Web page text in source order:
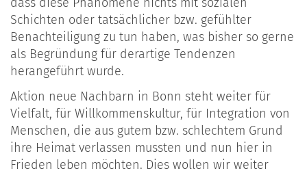
Schichten oder tatsächlicher bzw. gefühlter
Benachteiligung zu tun haben, was bisher so gerne
als Begründung für derartige Tendenzen
herangeführt wurde.
Aktion neue Nachbarn in Bonn steht weiter für
Vielfalt, für Willkommenskultur, für Integration von
Menschen, die aus gutem bzw. schlechtem Grund
ihre Heimat verlassen mussten und nun hier in
Frieden leben möchten. Dies wollen wir weiter